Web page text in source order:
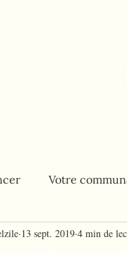
Votre
13 sept. 2019 4 min de